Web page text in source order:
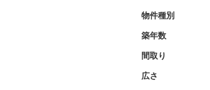
物件種別
築年数
間取り
広さ